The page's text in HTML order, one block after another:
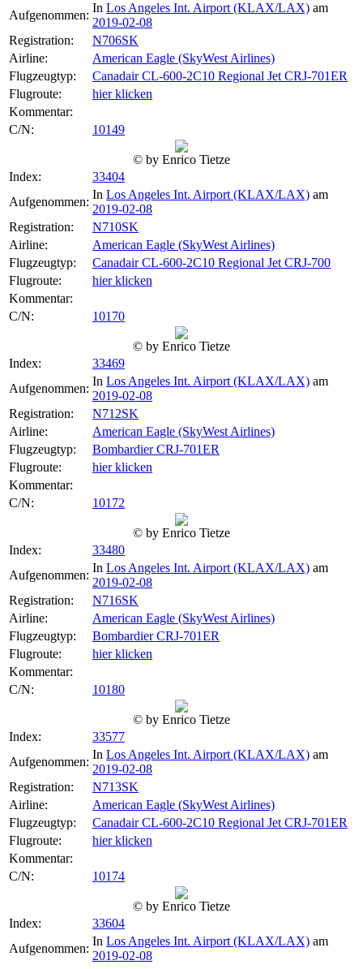
Aufgenommen:
In Los Angeles Int. Airport (KLAX/LAX) am
2019-02-08
Registration:
N706SK
Airline:
American Eagle (SkyWest Airlines)
Flugzeugtyp:
Canadair CL-600-2C10 Regional Jet CRJ-701ER
Flugroute:
hier klicken
Kommentar:
C/N:
10149
© by Enrico Tietze
Index:
33404
Aufgenommen:
In Los Angeles Int. Airport (KLAX/LAX) am
2019-02-08
Registration:
N710SK
Airline:
American Eagle (SkyWest Airlines)
Flugzeugtyp:
Canadair CL-600-2C10 Regional Jet CRJ-700
Flugroute:
hier klicken
Kommentar:
C/N:
10170
© by Enrico Tietze
Index:
33469
Aufgenommen:
In Los Angeles Int. Airport (KLAX/LAX) am
2019-02-08
Registration:
N712SK
Airline:
American Eagle (SkyWest Airlines)
Flugzeugtyp:
Bombardier CRJ-701ER
Flugroute:
hier klicken
Kommentar:
C/N:
10172
© by Enrico Tietze
Index:
33480
Aufgenommen:
In Los Angeles Int. Airport (KLAX/LAX) am
2019-02-08
Registration:
N716SK
Airline:
American Eagle (SkyWest Airlines)
Flugzeugtyp:
Bombardier CRJ-701ER
Flugroute:
hier klicken
Kommentar:
C/N:
10180
© by Enrico Tietze
Index:
33577
Aufgenommen:
In Los Angeles Int. Airport (KLAX/LAX) am
2019-02-08
Registration:
N713SK
Airline:
American Eagle (SkyWest Airlines)
Flugzeugtyp:
Canadair CL-600-2C10 Regional Jet CRJ-701ER
Flugroute:
hier klicken
Kommentar:
C/N:
10174
© by Enrico Tietze
Index:
33604
Aufgenommen:
In Los Angeles Int. Airport (KLAX/LAX) am
2019-02-08